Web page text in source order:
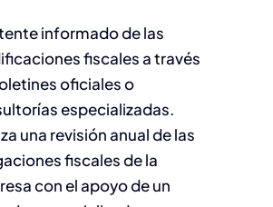
informado de las
fiscales a través
oficiales o
especializadas.
una revisión anual de las
fiscales de la
con el apoyo de un